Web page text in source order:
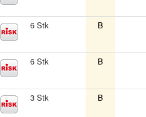
6 Stk B
6 Stk B
3 Stk B